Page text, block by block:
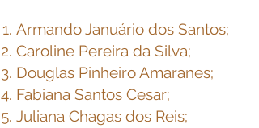
Armando Januário dos Santos;
Caroline Pereira da Silva;
Douglas Pinheiro Amaranes;
Fabiana Santos Cesar;
Juliana Chagas dos Reis;